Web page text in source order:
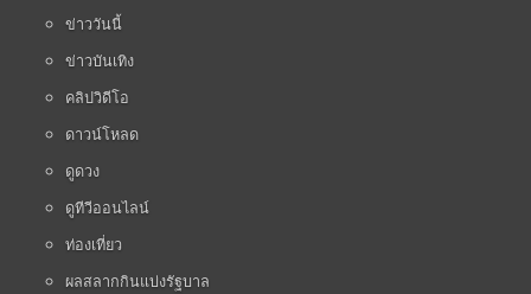
ข่าววันนี้
ข่าวบันเทิง
คลิปวิดีโอ
ดาวน์โหลด
ดูดวง
ดูทีวีออนไลน์
ท่องเที่ยว
ผลสลากกินแบ่งรัฐบาล